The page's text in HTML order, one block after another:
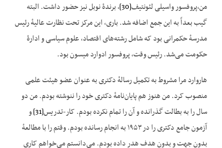
من،‌پروفسور واسیلی لئونتیف[30]
، برندهٔ نوبل نیز حضور داشت. البته
گیب بعداً به این جمع اضافه شد. باری،‌ این مرکز تحت نظارت عالیهٔ رئیس
مدرسهٔ حکمرانی بود که شامل رشته‌های اقتصاد، علوم سیاسی و ادارهٔ
حکومت می‌شد. رئیس وقت، پروفسور ادوارد میسون بود.
هاروارد مرا مشروط به تکمیل رسالهٔ دکتری به عنوان عضو هیئت علمی
منصوب کرد. من هنوز هم پایان‌نامهٔ دکتری خود را ننوشته بودم. من دو
سال را به بطالت گذرانده و آن را تمام نکرده بودم. کار-تدریس[31]
و
آزمون جامع دکتری را در ۱۹۵۳ به انجام رسانده بودم. وقتم را با مطالعهٔ
بدون جهت و بدون هدف هدر داده بودم. می‌دانستم می‌خواهم کاری